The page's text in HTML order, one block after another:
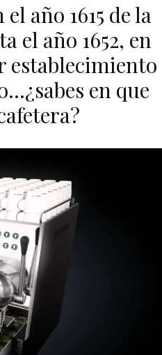
año 1615 de la
el año 1652, en
establecimiento
en que